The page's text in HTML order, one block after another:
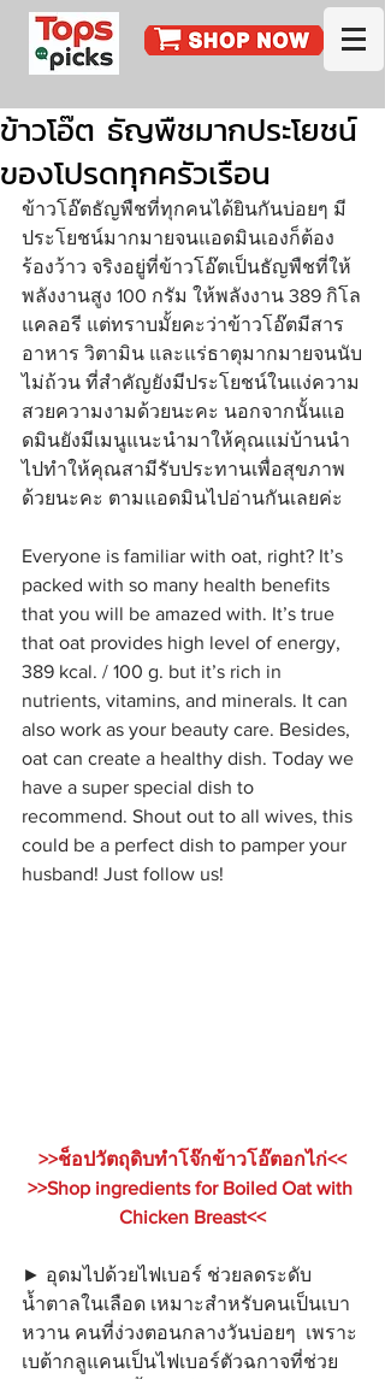
ข้าวโอ๊ต ธัญพืชมากประโยชน์
ของโปรดทุกครัวเรือน
ข้าวโอ๊ตธัญพืชที่ทุกคนได้ยินกันบ่อยๆ มี
ประโยชน์มากมายจนแอดมินเองก็ต้อง
ร้องว้าว จริงอยู่ที่ข้าวโอ๊ตเป็นธัญพืชที่ให้
พลังงานสูง 100 กรัม ให้พลังงาน 389 กิโล
แคลอรี แต่ทราบมั้ยคะว่าข้าวโอ๊ตมีสาร
อาหาร วิตามิน และแร่ธาตุมากมายจนนับ
ไม่ถ้วน ที่สำคัญยังมีประโยชน์ในแง่ความ
สวยความงามด้วยนะคะ นอกจากนั้นแอ
ดมินยังมีเมนูแนะนำมาให้คุณแม่บ้านนำ
ไปทำให้คุณสามีรับประทานเพื่อสุขภาพ
ด้วยนะคะ ตามแอดมินไปอ่านกันเลยค่ะ
Everyone is familiar with oat, right? It’s
packed with so many health benefits
that you will be amazed with. It’s true
that oat provides high level of energy,
389 kcal. / 100 g. but it’s rich in
nutrients, vitamins, and minerals. It can
also work as your beauty care. Besides,
oat can create a healthy dish. Today we
have a super special dish to
recommend. Shout out to all wives, this
could be a perfect dish to pamper your
husband! Just follow us!
>>ช็อปวัตถุดิบทำโจ๊กข้าวโอ๊ตอกไก่<<
>>Shop ingredients for Boiled Oat with
Chicken Breast<<
► อุดมไปด้วยไฟเบอร์ ช่วยลดระดับ
น้ำตาลในเลือด เหมาะสำหรับคนเป็นเบา
หวาน คนที่ง่วงตอนกลางวันบ่อยๆ  เพราะ
เบต้ากลูแคนเป็นไฟเบอร์ตัวฉกาจที่ช่วย